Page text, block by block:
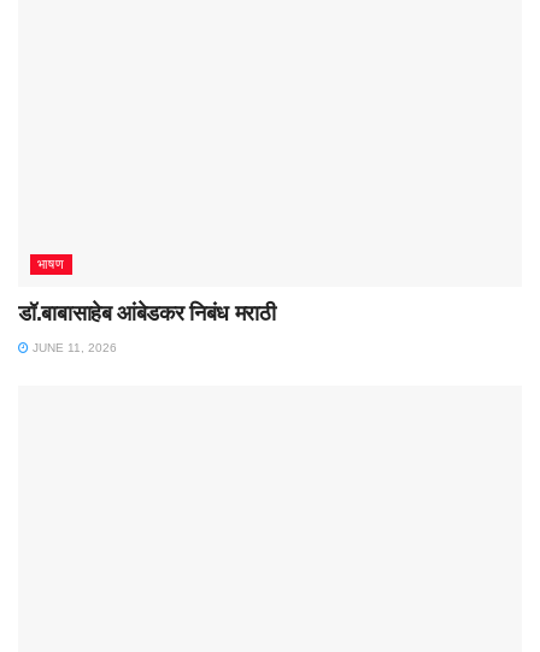
भाषण
डॉ.बाबासाहेब आंबेडकर निबंध मराठी
JUNE 11, 2026